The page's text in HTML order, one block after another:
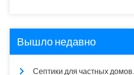
Вышло недавно
Септики для частных домов.